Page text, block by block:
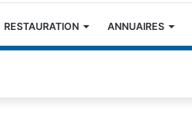
RESTAURATION ANNUAIRES